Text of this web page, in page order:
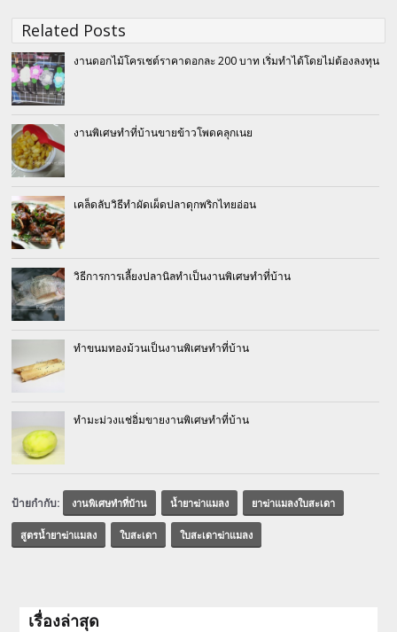
Related Posts
งานดอกไม้โครเชต์ราคาดอกละ 200 บาท เริ่มทำได้โดยไม่ต้องลงทุน
งานพิเศษทำที่บ้านขายข้าวโพดคลุกเนย
เคล็ดลับวิธีทำผัดเผ็ดปลาดุกพริกไทยอ่อน
วิธีการการเลี้ยงปลานิลทำเป็นงานพิเศษทำที่บ้าน
ทำขนมทองม้วนเป็นงานพิเศษทำที่บ้าน
ทำมะม่วงแช่อิ่มขายงานพิเศษทำที่บ้าน
ป้ายกำกับ: งานพิเศษทำที่บ้าน น้ำยาฆ่าแมลง ยาฆ่าแมลงใบสะเดา
สูตรน้ำยาฆ่าแมลง ใบสะเดา ใบสะเดาฆ่าแมลง
เรื่องล่าสุด